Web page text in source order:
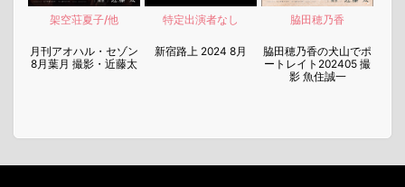
架空荘夏子/他
月刊アオハル・セゾン
8月葉月 撮影・近藤太
特定出演者なし
新宿路上 2024 8月
脇田穂乃香
脇田穂乃香の犬山でポ
ートレイト202405 撮
影 魚住誠一